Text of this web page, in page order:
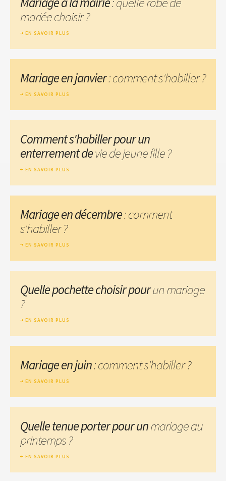
mariée choisir ?
EN SAVOIR PLUS
Mariage en janvier: comment s'habiller ?
EN SAVOIR PLUS
Comment s'habiller pour un
enterrement devie de jeune fille ?
EN SAVOIR PLUS
Mariage en décembre: comment
s'habiller ?
EN SAVOIR PLUS
Quelle pochette choisir pourun mariage
?
EN SAVOIR PLUS
Mariage en juin: comment s'habiller ?
EN SAVOIR PLUS
Quelle tenue porter pour unmariage au
printemps ?
EN SAVOIR PLUS